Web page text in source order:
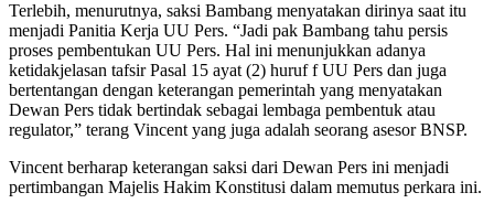
Terlebih, menurutnya, saksi Bambang menyatakan dirinya saat itu
menjadi Panitia Kerja UU Pers. “Jadi pak Bambang tahu persis
proses pembentukan UU Pers. Hal ini menunjukkan adanya
ketidakjelasan tafsir Pasal 15 ayat (2) huruf f UU Pers dan juga
bertentangan dengan keterangan pemerintah yang menyatakan
Dewan Pers tidak bertindak sebagai lembaga pembentuk atau
regulator,” terang Vincent yang juga adalah seorang asesor BNSP.
Vincent berharap keterangan saksi dari Dewan Pers ini menjadi
pertimbangan Majelis Hakim Konstitusi dalam memutus perkara ini.